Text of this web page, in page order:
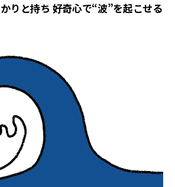
りと持ち 好奇心で“波”を起こせる